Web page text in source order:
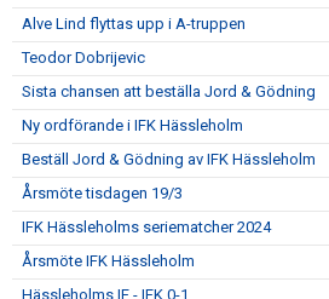
Alve Lind flyttas upp i A-truppen
Teodor Dobrijevic
Sista chansen att beställa Jord & Gödning
Ny ordförande i IFK Hässleholm
Beställ Jord & Gödning av IFK Hässleholm
Årsmöte tisdagen 19/3
IFK Hässleholms seriematcher 2024
Årsmöte IFK Hässleholm
Hässleholms IF - IFK 0-1